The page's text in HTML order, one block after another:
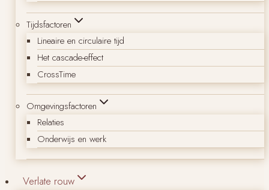
Tijdsfactoren
Lineaire en circulaire tijd
Het cascade-effect
CrossTime
Omgevingsfactoren
Relaties
Onderwijs en werk
Verlate rouw